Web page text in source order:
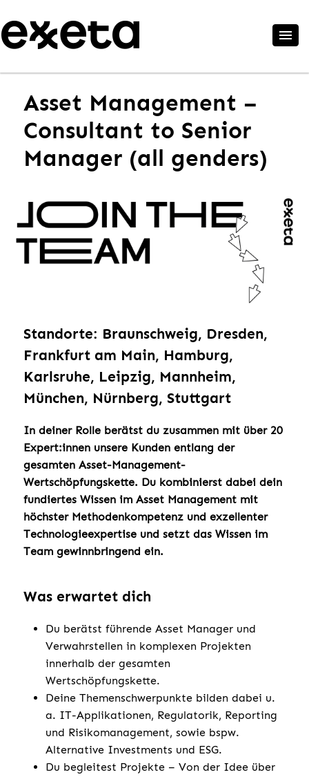
Asset Management –
Consultant to Senior
Manager (all genders)
Standorte: Braunschweig, Dresden,
Frankfurt am Main, Hamburg,
Karlsruhe, Leipzig, Mannheim,
München, Nürnberg, Stuttgart
In deiner Rolle berätst du zusammen mit über 20
Expert:innen unsere Kunden entlang der
gesamten Asset-Management-
Wertschöpfungskette. Du kombinierst dabei dein
fundiertes Wissen im Asset Management mit
höchster Methodenkompetenz und exzellenter
Technologieexpertise und setzt das Wissen im
Team gewinnbringend ein.
Was erwartet dich
Du berätst führende Asset Manager und
Verwahrstellen in komplexen Projekten
innerhalb der gesamten
Wertschöpfungskette.
Deine Themenschwerpunkte bilden dabei u.
a. IT-Applikationen, Regulatorik, Reporting
und Risikomanagement, sowie bspw.
Alternative Investments und ESG.
Du begleitest Projekte – Von der Idee über